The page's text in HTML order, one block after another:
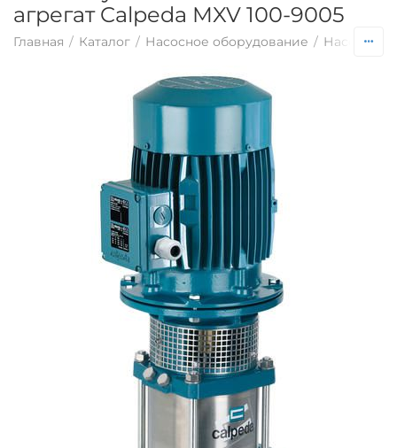
агрегат Calpeda MXV 100-9005
Главная / Каталог / Насосное оборудование / Насосы по